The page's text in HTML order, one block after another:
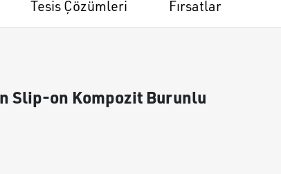
Tesis Çözümleri Fırsatlar
Slip-on Kompozit Burunlu